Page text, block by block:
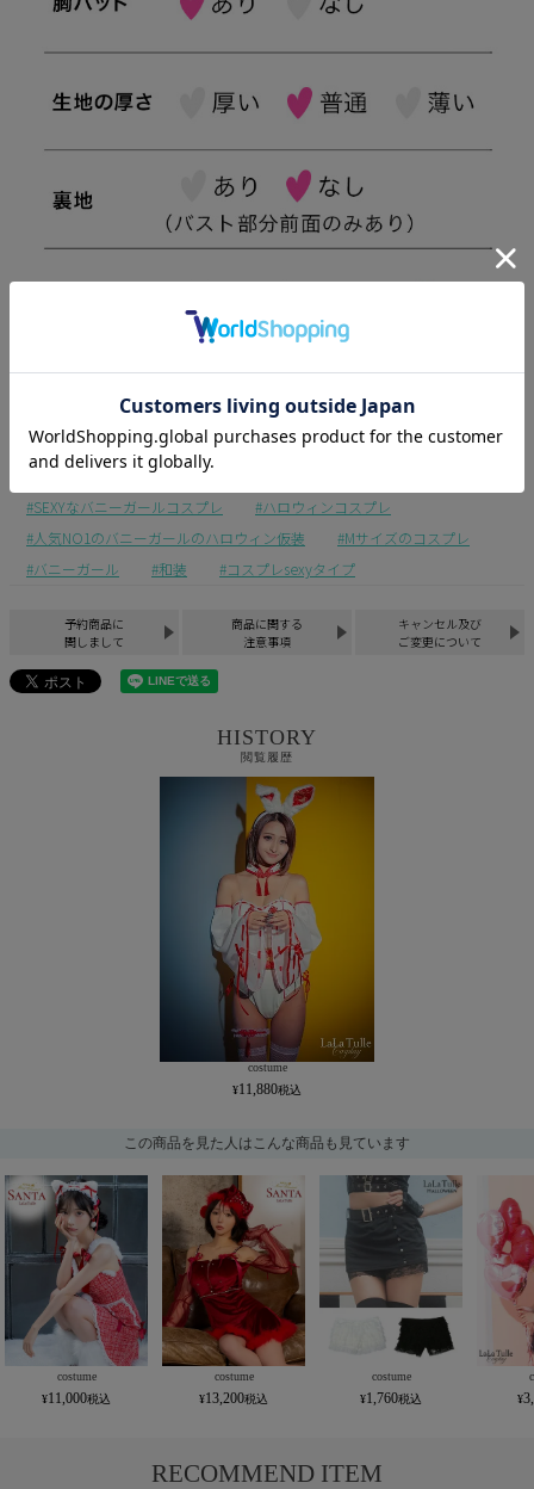
SEXYなバニーガールコスプレ
ハロウィンコスプレ
人気NO1のバニーガールのハロウィン仮装
Mサイズのコスプレ
バニーガール
和装 コスプレsexyタイプ
予約商品に
関しまして
商品に関する
注意事項
キャンセル及び
ご変更について
HISTORY
閲覧履歴
costume
11,880
この商品を見た人はこんな商品も見ています
costume
11,000
costume
13,200
costume
1,760
RECOMMEND ITEM